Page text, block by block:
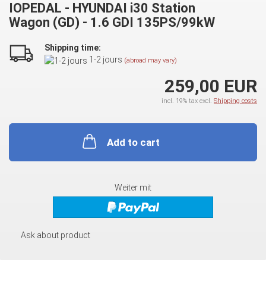
IOPEDAL - HYUNDAI i30 Station
Wagon (GD) - 1.6 GDI 135PS/99kW
Shipping time:
1-2 jours (abroad may vary)
259,00 EUR
incl. 19% tax excl. Shipping costs
Add to cart
Weiter mit
Ask about product